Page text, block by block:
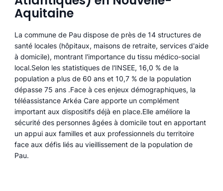
Aquitaine
La commune de Pau dispose de près de 14 structures de
santé locales (hôpitaux, maisons de retraite, services d'aide
à domicile), montrant l'importance du tissu médico-social
local.Selon les statistiques de l'INSEE, 16,0 % de la
population a plus de 60 ans et 10,7 % de la population
dépasse 75 ans .Face à ces enjeux démographiques, la
téléassistance Arkéa Care apporte un complément
important aux dispositifs déjà en place.Elle améliore la
sécurité des personnes âgées à domicile tout en apportant
un appui aux familles et aux professionnels du territoire
face aux défis liés au vieillissement de la population de
Pau.